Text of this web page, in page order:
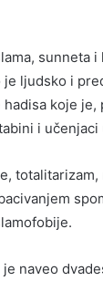
sunneta i
je ljudsko i
koje je,
i
totalitarizam,
naveo